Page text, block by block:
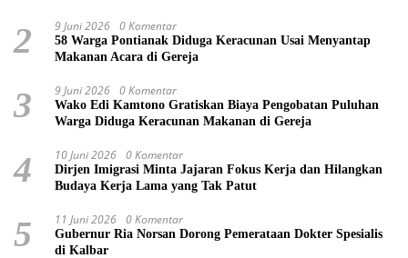
2 9 Juni 2026 0 Komentar
58 Warga Pontianak Diduga Keracunan Usai Menyantap
Makanan Acara di Gereja
3 9 Juni 2026 0 Komentar
Wako Edi Kamtono Gratiskan Biaya Pengobatan Puluhan
Warga Diduga Keracunan Makanan di Gereja
4 10 Juni 2026 0 Komentar
Dirjen Imigrasi Minta Jajaran Fokus Kerja dan Hilangkan
Budaya Kerja Lama yang Tak Patut
5 11 Juni 2026 0 Komentar
Gubernur Ria Norsan Dorong Pemerataan Dokter Spesialis
di Kalbar